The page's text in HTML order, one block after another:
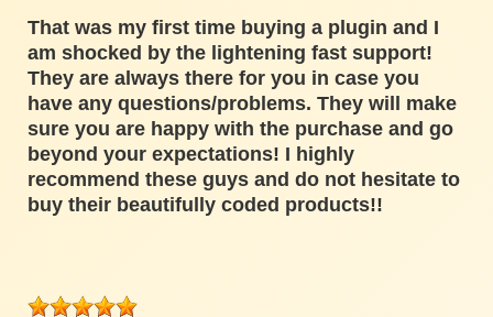
That was my first time buying a plugin and I
am shocked by the lightening fast support!
They are always there for you in case you
have any questions/problems. They will make
sure you are happy with the purchase and go
beyond your expectations! I highly
recommend these guys and do not hesitate to
buy their beautifully coded products!!